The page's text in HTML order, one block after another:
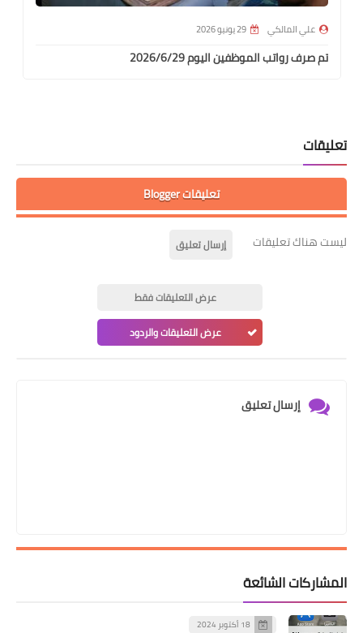
علي المالكي 29 يونيو 2026
تم صرف رواتب الموظفين اليوم 2026/6/29
تعليقات
تعليقات Blogger
ليست هناك تعليقات إرسال تعليق
عرض التعليقات فقط
عرض التعليقات والردود
إرسال تعليق
المشاركات الشائعة
18 أكتوبر 2024